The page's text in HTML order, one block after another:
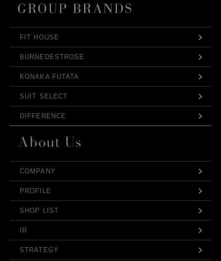
FIT HOUSE
BURNEDESTROSE
KONAKA FUTATA
SUIT SELECT
DIFFERENCE
COMPANY
PROFILE
SHOP LIST
IR
STRATEGY